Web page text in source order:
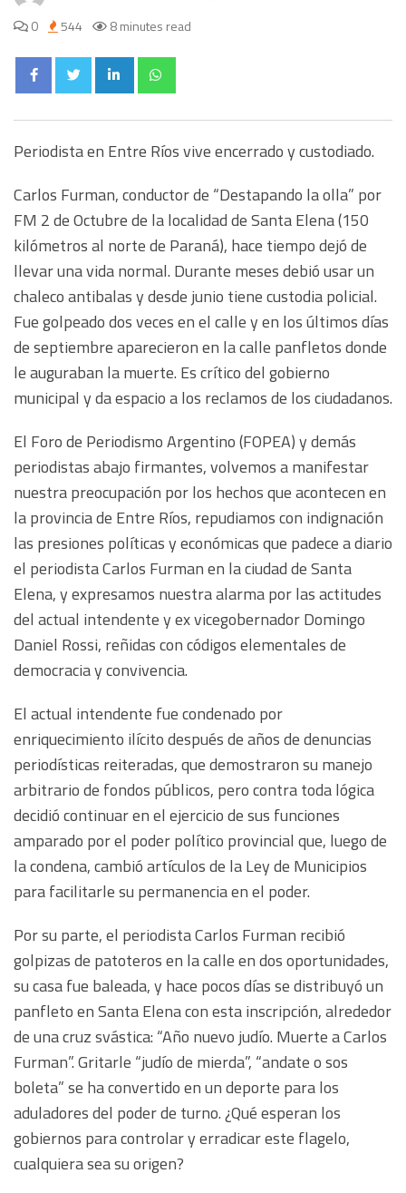
0
544 8 minutes read
Periodista en Entre Ríos vive encerrado y custodiado.
Carlos Furman, conductor de “Destapando la olla” por
FM 2 de Octubre de la localidad de Santa Elena (150
kilómetros al norte de Paraná), hace tiempo dejó de
llevar una vida normal. Durante meses debió usar un
chaleco antibalas y desde junio tiene custodia policial.
Fue golpeado dos veces en el calle y en los últimos días
de septiembre aparecieron en la calle panfletos donde
le auguraban la muerte. Es crítico del gobierno
municipal y da espacio a los reclamos de los ciudadanos.
El Foro de Periodismo Argentino (FOPEA) y demás
periodistas abajo firmantes, volvemos a manifestar
nuestra preocupación por los hechos que acontecen en
la provincia de Entre Ríos, repudiamos con indignación
las presiones políticas y económicas que padece a diario
el periodista Carlos Furman en la ciudad de Santa
Elena, y expresamos nuestra alarma por las actitudes
del actual intendente y ex vicegobernador Domingo
Daniel Rossi, reñidas con códigos elementales de
democracia y convivencia.
El actual intendente fue condenado por
enriquecimiento ilícito después de años de denuncias
periodísticas reiteradas, que demostraron su manejo
arbitrario de fondos públicos, pero contra toda lógica
decidió continuar en el ejercicio de sus funciones
amparado por el poder político provincial que, luego de
la condena, cambió artículos de la Ley de Municipios
para facilitarle su permanencia en el poder.
Por su parte, el periodista Carlos Furman recibió
golpizas de patoteros en la calle en dos oportunidades,
su casa fue baleada, y hace pocos días se distribuyó un
panfleto en Santa Elena con esta inscripción, alrededor
de una cruz svástica: “Año nuevo judío. Muerte a Carlos
Furman”. Gritarle “judío de mierda”, “andate o sos
boleta” se ha convertido en un deporte para los
aduladores del poder de turno. ¿Qué esperan los
gobiernos para controlar y erradicar este flagelo,
cualquiera sea su origen?